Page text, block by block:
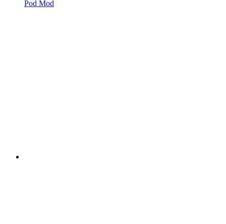
Pod Mod